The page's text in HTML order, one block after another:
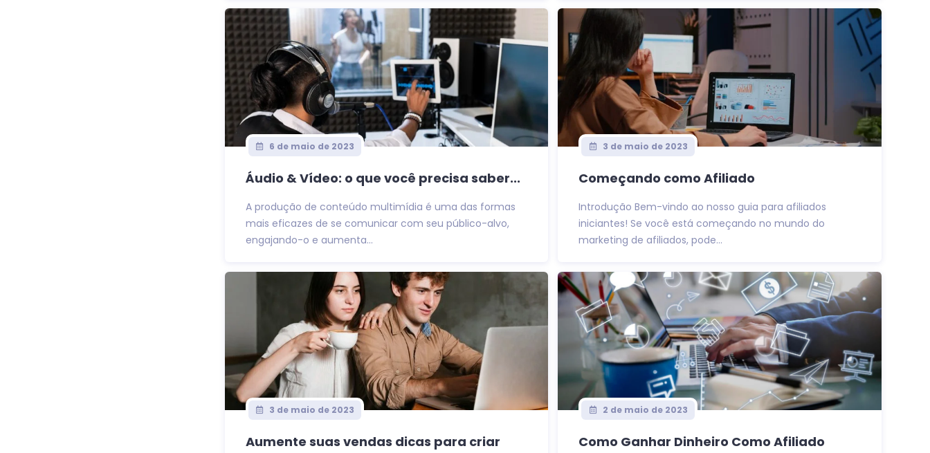
6 de maio de 2023
Áudio & Vídeo: o que você precisa saber...
A produção de conteúdo multimídia é uma das formas
mais eficazes de se comunicar com seu público-alvo,
engajando-o e aumenta...
3 de maio de 2023
Começando como Afiliado
Introdução Bem-vindo ao nosso guia para afiliados
iniciantes! Se você está começando no mundo do
marketing de afiliados, pode...
3 de maio de 2023
Aumente suas vendas dicas para criar
2 de maio de 2023
Como Ganhar Dinheiro Como Afiliado